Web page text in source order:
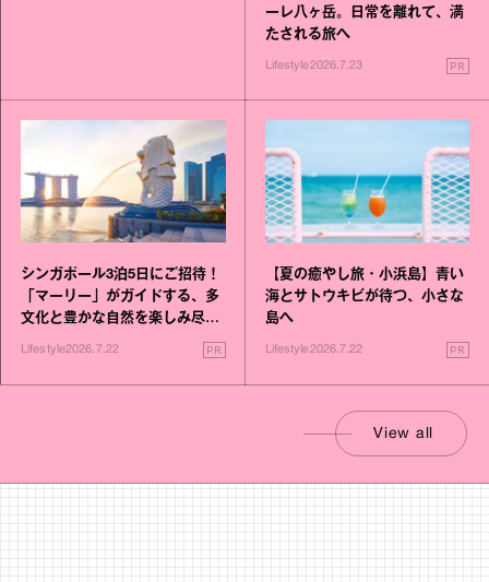
ーレ八ヶ岳。日常を離れて、満
たされる旅へ
Lifestyle2026.7.23 PR
シンガポール3泊5日にご招待！
「マーリー」がガイドする、多
文化と豊かな自然を楽しみ尽く
Lifestyle2026.7.22 PR
【夏の癒やし旅・小浜島】青い
海とサトウキビが待つ、小さな
島へ
Lifestyle2026.7.22 PR
View all